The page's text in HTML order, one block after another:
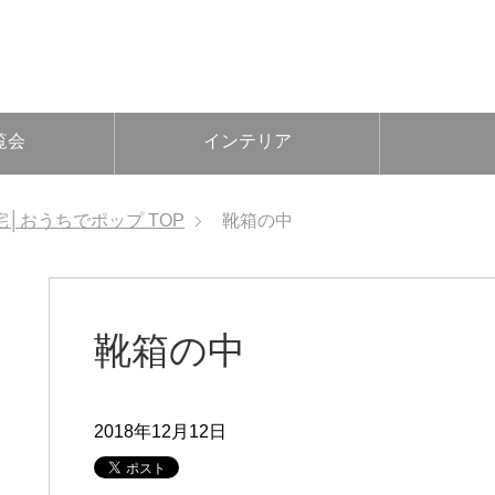
会 インテリア
│おうちでポップTOP 靴箱の中
靴箱の中
2018年12月12日